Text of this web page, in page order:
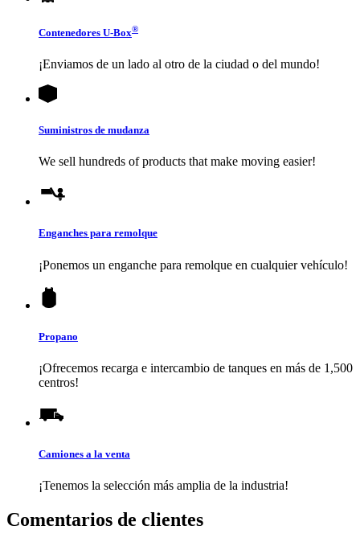
Contenedores U-Box®
¡Enviamos de un lado al otro de la ciudad o del mundo!
Suministros de mudanza
We sell hundreds of products that make moving easier!
Enganches para remolque
¡Ponemos un enganche para remolque en cualquier vehículo!
Propano
¡Ofrecemos recarga e intercambio de tanques en más de 1,500
centros!
Camiones a la venta
¡Tenemos la selección más amplia de la industria!
Comentarios de clientes